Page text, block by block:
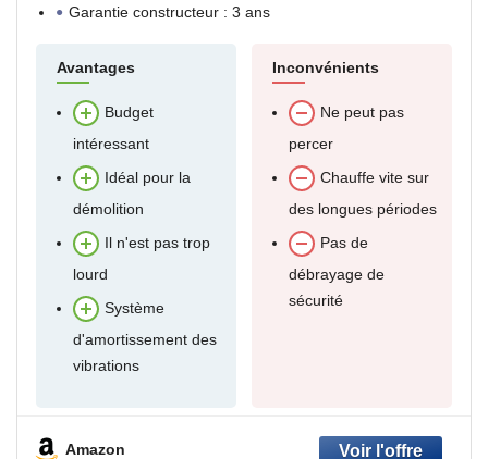
Garantie constructeur : 3 ans
Avantages
Budget
intéressant
Idéal pour la
démolition
Il n'est pas trop
lourd
Système
d'amortissement des
vibrations
Inconvénients
Ne peut pas
percer
Chauffe vite sur
des longues périodes
Pas de
débrayage de
sécurité
Amazon